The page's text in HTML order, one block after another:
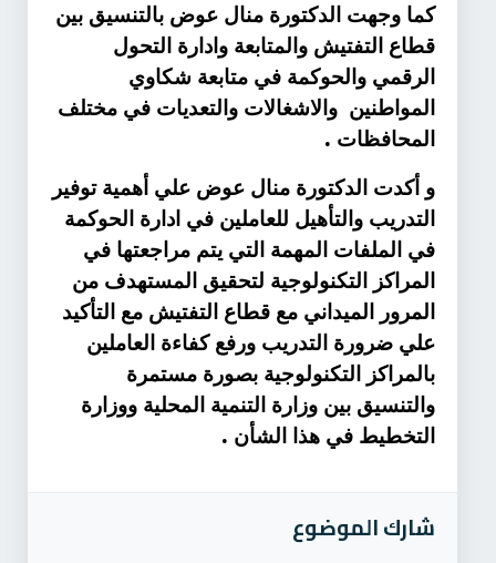
كما وجهت الدكتورة منال عوض بالتنسيق بين
قطاع التفتيش والمتابعة وادارة التحول
الرقمي والحوكمة في متابعة شكاوي
المواطنين والاشغالات والتعديات في مختلف
المحافظات .
و أكدت الدكتورة منال عوض علي أهمية توفير
التدريب والتأهيل للعاملين في ادارة الحوكمة
في الملفات المهمة التي يتم مراجعتها في
المراكز التكنولوجية لتحقيق المستهدف من
المرور الميداني مع قطاع التفتيش مع التأكيد
علي ضرورة التدريب ورفع كفاءة العاملين
بالمراكز التكنولوجية بصورة مستمرة
والتنسيق بين وزارة التنمية المحلية ووزارة
التخطيط في هذا الشأن .
شارك الموضوع